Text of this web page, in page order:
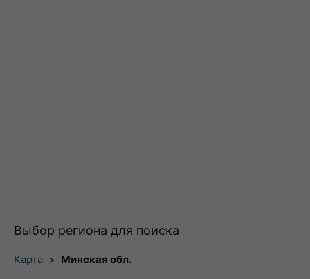
Выбор региона для поиска
Карта > Минская обл.